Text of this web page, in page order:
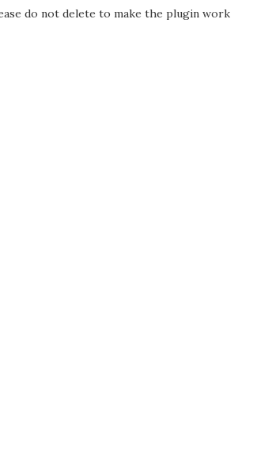
do not delete to make the plugin work